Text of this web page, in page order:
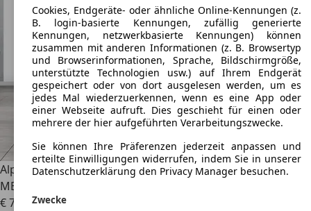
Alpina B3BITURBO ALLRAD GLASDACH KAMERA AHK
MEMORY
€ 76.890
Cookies, Endgeräte- oder ähnliche Online-Kennungen (z.
B. login-basierte Kennungen, zufällig generierte
Kennungen, netzwerkbasierte Kennungen) können
zusammen mit anderen Informationen (z. B. Browsertyp
und Browserinformationen, Sprache, Bildschirmgröße,
unterstützte Technologien usw.) auf Ihrem Endgerät
gespeichert oder von dort ausgelesen werden, um es
jedes Mal wiederzuerkennen, wenn es eine App oder
einer Webseite aufruft. Dies geschieht für einen oder
mehrere der hier aufgeführten Verarbeitungszwecke.
Sie können Ihre Präferenzen jederzeit anpassen und
erteilte Einwilligungen widerrufen, indem Sie in unserer
Datenschutzerklärung den Privacy Manager besuchen.
Zwecke